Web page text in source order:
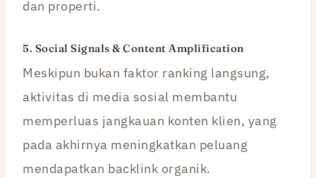
dan properti.
5. Social Signals & Content Amplification
Meskipun bukan faktor ranking langsung,
aktivitas di media sosial membantu
memperluas jangkauan konten klien, yang
pada akhirnya meningkatkan peluang
mendapatkan backlink organik.